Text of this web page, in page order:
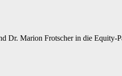
Dr. Marion Frotscher in die Equity-